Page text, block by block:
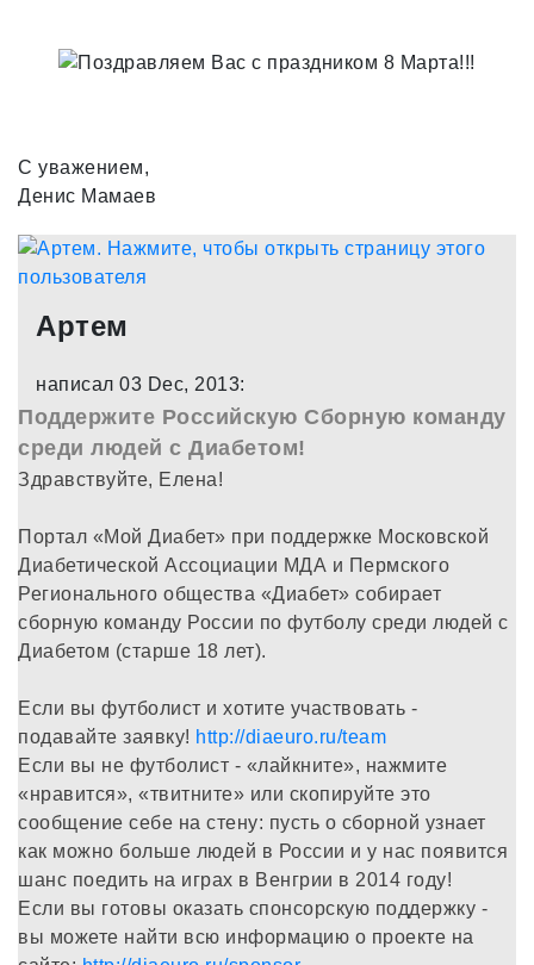
С уважением,
Денис Мамаев
Артем
написал 03 Dec, 2013:
Поддержите Российскую Сборную команду
среди людей с Диабетом!
Здравствуйте, Елена!
Портал «Мой Диабет» при поддержке Московской
Диабетической Ассоциации МДА и Пермского
Регионального общества «Диабет» собирает
сборную команду России по футболу среди людей с
Диабетом (старше 18 лет).
Если вы футболист и хотите участвовать -
подавайте заявку! http://diaeuro.ru/team
Если вы не футболист - «лайкните», нажмите
«нравится», «твитните» или скопируйте это
сообщение себе на стену: пусть о сборной узнает
как можно больше людей в России и у нас появится
шанс поедить на играх в Венгрии в 2014 году!
Если вы готовы оказать спонсорскую поддержку -
вы можете найти всю информацию о проекте на